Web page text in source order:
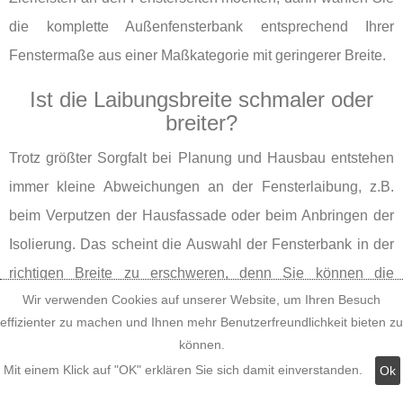
die komplette Außenfensterbank entsprechend Ihrer
Fenstermaße aus einer Maßkategorie mit geringerer Breite.
Ist die Laibungsbreite schmaler oder
breiter?
Trotz größter Sorgfalt bei Planung und Hausbau entstehen
immer kleine Abweichungen an der Fensterlaibung, z.B.
beim Verputzen der Hausfassade oder beim Anbringen der
Isolierung. Das scheint die Auswahl der Fensterbank in der
richtigen Breite zu erschweren, denn Sie können die
kompletten Außenfensterbänke in der Leibungsbreite weder
kürzen noch verlängern - nur in der Leibungstiefe an die
Maße Ihrer Fensterlaibungstiefen anpassen. Genau das
haben wir beim Entwerfen und Planen unserer Alu
Wir verwenden Cookies auf unserer Website, um Ihren Besuch
effizienter zu machen und Ihnen mehr Benutzerfreundlichkeit bieten zu
können.
Mit einem Klick auf "OK" erklären Sie sich damit einverstanden.
Ok